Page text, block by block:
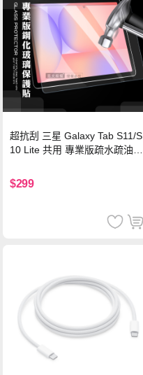
超抗刮 三星 Galaxy Tab S11/S
10 Lite 共用 專業版疏水疏油9H
$299